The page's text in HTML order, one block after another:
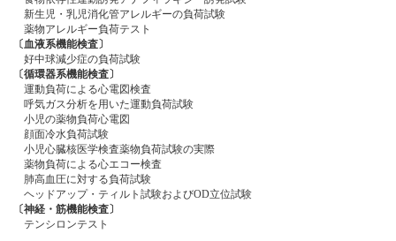
新生児・乳児消化管アレルギーの負荷試験
薬物アレルギー負荷テスト
〔血液系機能検査〕
好中球減少症の負荷試験
〔循環器系機能検査〕
運動負荷による心電図検査
呼気ガス分析を用いた運動負荷試験
小児の薬物負荷心電図
顔面冷水負荷試験
小児心臓核医学検査薬物負荷試験の実際
薬物負荷による心エコー検査
肺高血圧に対する負荷試験
ヘッドアップ・ティルト試験およびOD立位試験
〔神経・筋機能検査〕
テンシロンテスト